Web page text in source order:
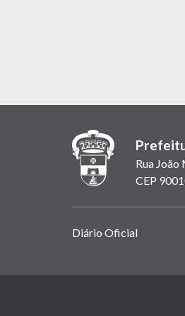
Rua
CEP
Links
Diário Oficial